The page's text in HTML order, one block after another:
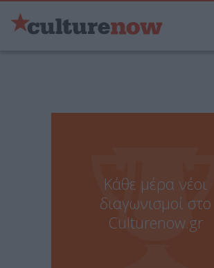
Κάθε μέρα νέοι
διαγωνισμοί στο
Culturenow.gr